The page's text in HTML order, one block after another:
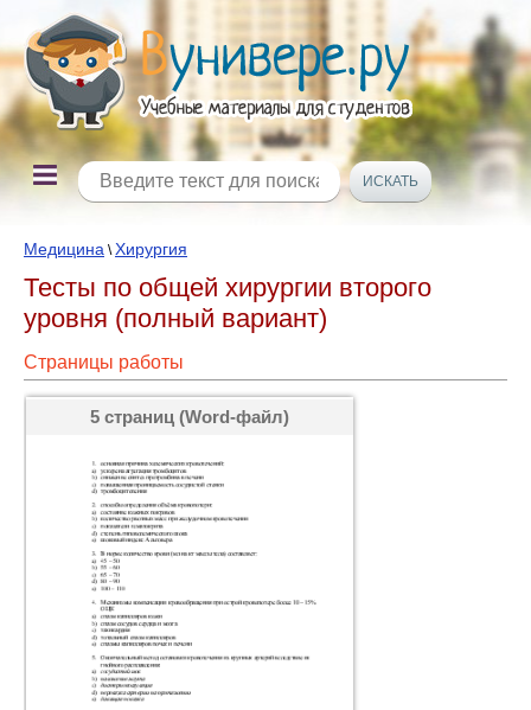
Медицина \Хирургия
Тесты по общей хирургии второго
уровня (полный вариант)
Страницы работы
5 страниц (Word-файл)